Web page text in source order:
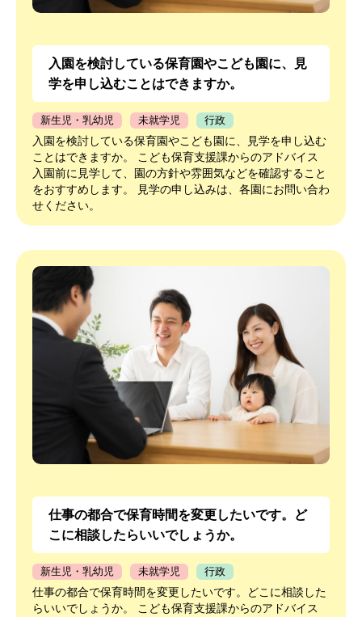
入園を検討している保育園やこども園に、見
学を申し込むことはできますか。
新生児・乳幼児 未就学児 行政
入園を検討している保育園やこども園に、見学を申し込む
ことはできますか。 こども保育支援課からのアドバイス
入園前に見学して、園の方針や雰囲気などを確認すること
をおすすめします。 見学の申し込みは、各園にお問い合わ
せください。
仕事の都合で保育時間を変更したいです。ど
こに相談したらいいでしょうか。
新生児・乳幼児 未就学児 行政
仕事の都合で保育時間を変更したいです。どこに相談した
らいいでしょうか。 こども保育支援課からのアドバイス